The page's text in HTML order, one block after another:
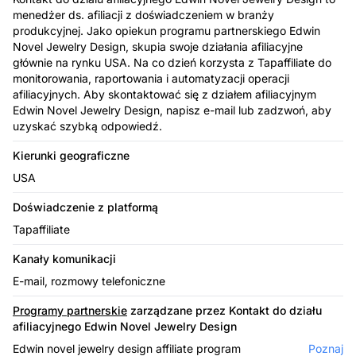
menedżer ds. afiliacji z doświadczeniem w branży
produkcyjnej. Jako opiekun programu partnerskiego Edwin
Novel Jewelry Design, skupia swoje działania afiliacyjne
głównie na rynku USA. Na co dzień korzysta z Tapaffiliate do
monitorowania, raportowania i automatyzacji operacji
afiliacyjnych. Aby skontaktować się z działem afiliacyjnym
Edwin Novel Jewelry Design, napisz e-mail lub zadzwoń, aby
uzyskać szybką odpowiedź.
Kierunki geograficzne
USA
Doświadczenie z platformą
Tapaffiliate
Kanały komunikacji
E-mail, rozmowy telefoniczne
Programy partnerskie zarządzane przez Kontakt do działu
afiliacyjnego Edwin Novel Jewelry Design
Edwin novel jewelry design affiliate program
Poznaj